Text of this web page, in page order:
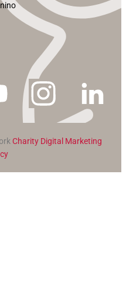
Charity Digital Marketing